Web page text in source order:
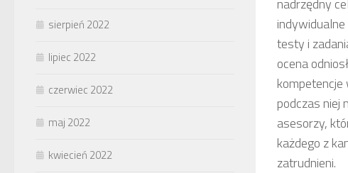
nadrzędny
testy i
ocena
podczas niej
asesorzy,
każdego z
zatrudnieni.
sierpień 2022
lipiec 2022
czerwiec 2022
maj 2022
kwiecień 2022